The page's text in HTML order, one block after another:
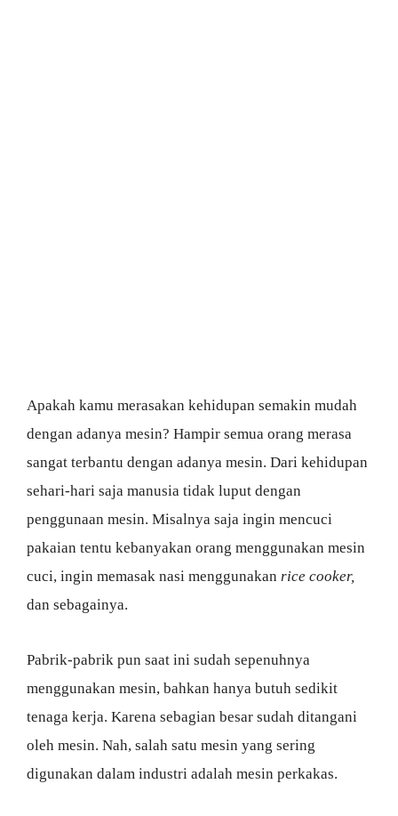
Apakah kamu merasakan kehidupan semakin mudah
dengan adanya mesin? Hampir semua orang merasa
sangat terbantu dengan adanya mesin. Dari kehidupan
sehari-hari saja manusia tidak luput dengan
penggunaan mesin. Misalnya saja ingin mencuci
pakaian tentu kebanyakan orang menggunakan mesin
cuci, ingin memasak nasi menggunakan rice cooker,
dan sebagainya.
Pabrik-pabrik pun saat ini sudah sepenuhnya
menggunakan mesin, bahkan hanya butuh sedikit
tenaga kerja. Karena sebagian besar sudah ditangani
oleh mesin. Nah, salah satu mesin yang sering
digunakan dalam industri adalah mesin perkakas.